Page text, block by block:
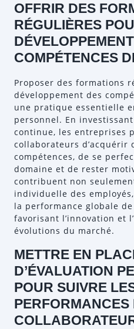
OFFRIR DES
RÉGULIÈRES
COMPÉTENCES
Proposer des formations
développement des
une pratique essentielle
personnel. En
continue, les entreprises
collaborateurs d’acquérir
compétences, de se
domaine et de rester
contribuent non
individuelle des
la performance globale
favorisant l’innovation et
évolutions du marché.
METTRE EN
D’ÉVALUATION
POUR SUIVRE
PERFORMANCES